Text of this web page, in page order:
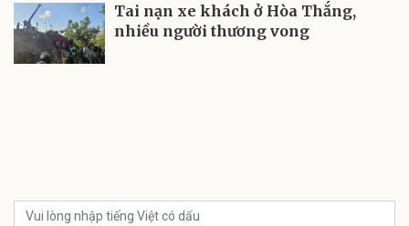
Tai nạn xe khách ở Hòa Thắng,
nhiều người thương vong